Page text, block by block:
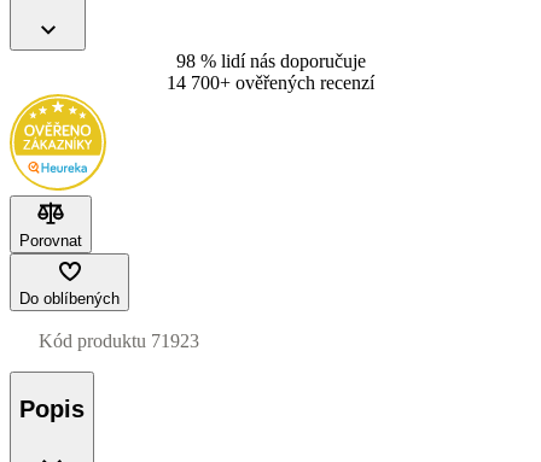
98 % lidí nás doporučuje
14 700+ ověřených recenzí
Porovnat
Do oblíbených
Kód produktu 71923
Popis